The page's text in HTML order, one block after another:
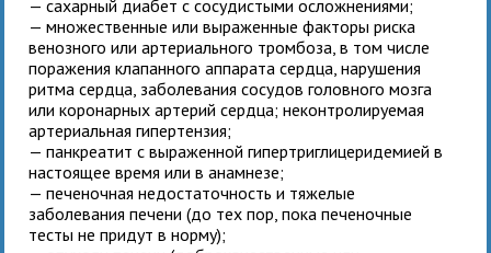
— сахарный диабет с сосудистыми осложнениями;
— множественные или выраженные факторы риска
венозного или артериального тромбоза, в том числе
поражения клапанного аппарата сердца, нарушения
ритма сердца, заболевания сосудов головного мозга
или коронарных артерий сердца; неконтролируемая
артериальная гипертензия;
— панкреатит с выраженной гипертриглицеридемией в
настоящее время или в анамнезе;
— печеночная недостаточность и тяжелые
заболевания печени (до тех пор, пока печеночные
тесты не придут в норму);